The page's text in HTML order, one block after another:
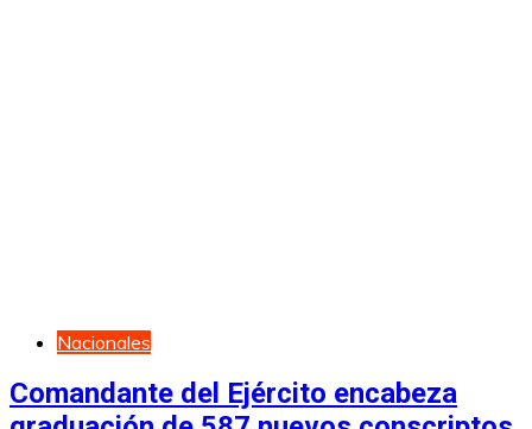
Nacionales
Comandante del Ejército encabeza